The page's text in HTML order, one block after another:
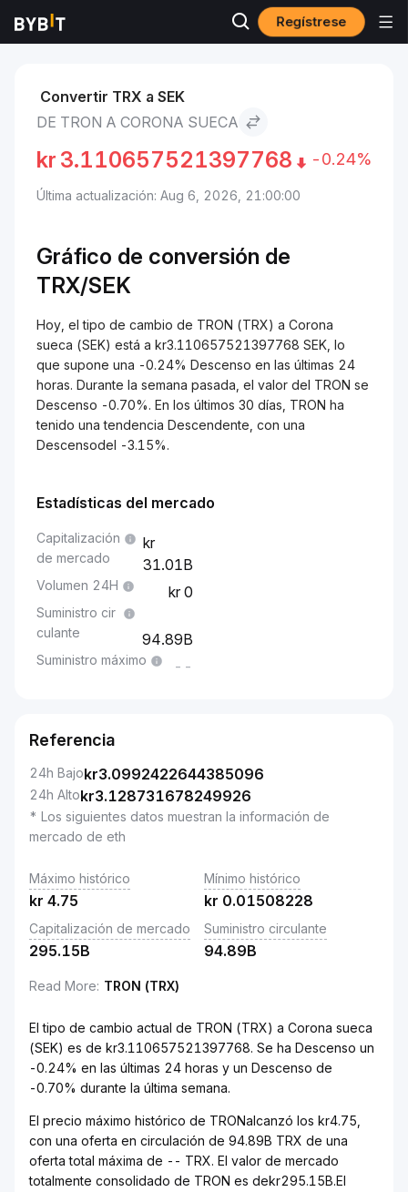
Regístrese
Mercados TRON to Corona sueca
Convertir TRX a SEK
DE TRON A CORONA SUECA
kr 3.110657521397768 -0.24%
Última actualización: Aug 6, 2026, 21:00:00
Gráfico de conversión de
TRX/SEK
Hoy, el tipo de cambio de TRON (TRX) a Corona
sueca (SEK) está a kr3.110657521397768 SEK, lo
que supone una -0.24% Descenso en las últimas 24
horas. Durante la semana pasada, el valor del TRON se
Descenso -0.70%. En los últimos 30 días, TRON ha
tenido una tendencia Descendente, con una
Descensodel -3.15%.
Estadísticas del mercado
Capitalización
de mercado
31.01B
Volumen 24H 0
Suministro cir
culante
94.89B
Suministro máximo --
Referencia
24h Bajokr3.0992422644385096
24h Altokr3.128731678249926
* Los siguientes datos muestran la información de
mercado de eth
Máximo histórico
kr 4.75
Mínimo histórico
kr 0.01508228
Capitalización de mercado
295.15B
Suministro circulante
94.89B
Read More: TRON (TRX)
El tipo de cambio actual de TRON (TRX) a Corona sueca
(SEK) es de kr3.110657521397768. Se ha Descenso un
-0.24% en las últimas 24 horas y un Descenso de
-0.70% durante la última semana.
El precio máximo histórico de TRONalcanzó los kr4.75,
con una oferta en circulación de 94.89B TRX de una
oferta total máxima de -- TRX. El valor de mercado
totalmente consolidado de TRON es dekr295.15B.El